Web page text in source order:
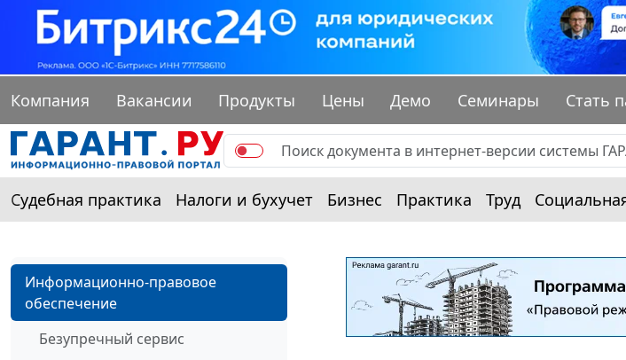
Компания Вакансии Продукты Цены Демо Семинары Стать
Судебная практика Налоги и бухучет Бизнес Практика Труд
Информационно-правовое
обеспечение
Безупречный сервис